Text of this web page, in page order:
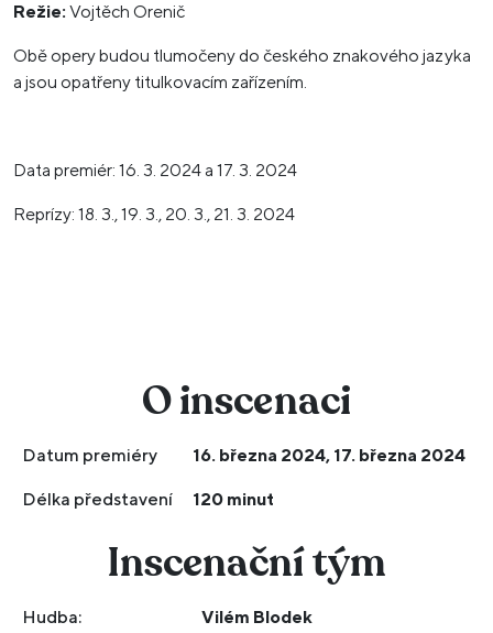
Režie: Vojtěch Orenič
Obě opery budou tlumočeny do českého znakového jazyka
a jsou opatřeny titulkovacím zařízením.
Data premiér: 16. 3. 2024 a 17. 3. 2024
Reprízy: 18. 3., 19. 3., 20. 3., 21. 3. 2024
O inscenaci
Datum premiéry 16. března 2024, 17. března 2024
Délka představení 120 minut
Inscenační tým
Hudba: Vilém Blodek